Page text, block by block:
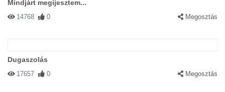
Mindjárt megijesztem...
14768 0 Megosztás
Dugaszolás
17657 0 Megosztás